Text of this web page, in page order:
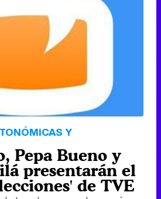
Tráiler de la tercera temporada de 'The Walking Dead: Dead City' de AMC+
Y
Pepa Bueno y
presentarán el
de TVE